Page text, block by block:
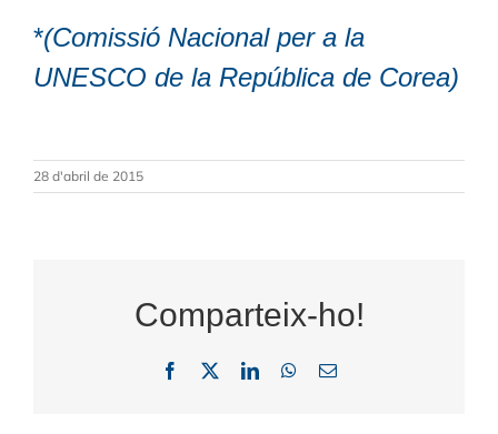
*(Comissió Nacional per a la
UNESCO de la República de Corea)
28 d'abril de 2015
Comparteix-ho!
Facebook LinkedInWhatsApp
Email: